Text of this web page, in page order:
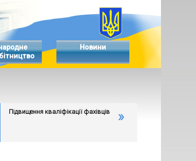
Новини
Підвищення кваліфікації фахівців